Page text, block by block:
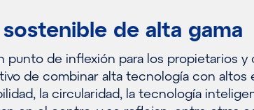
de alta gama
punto de inflexión para los propietarios y
de combinar alta tecnología con altos
la circularidad, la tecnología